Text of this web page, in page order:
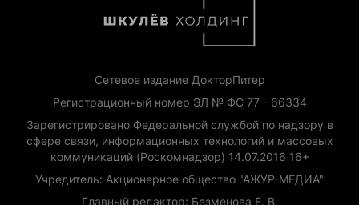
Сетевое издание ДокторПитер
Регистрационный номер ЭЛ № ФС 77 - 66334
Зарегистрировано Федеральной службой по надзору в
сфере связи, информационных технологий и массовых
коммуникаций (Роскомнадзор) 14.07.2016 16+
Учредитель: Акционерное общество "АЖУР-МЕДИА"
Главный редактор: Безменова Е. В.